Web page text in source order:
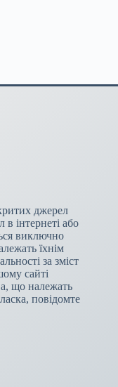
джерел
інтернеті або
виключно
їхнім
за зміст
сайті
що належать
повідомте